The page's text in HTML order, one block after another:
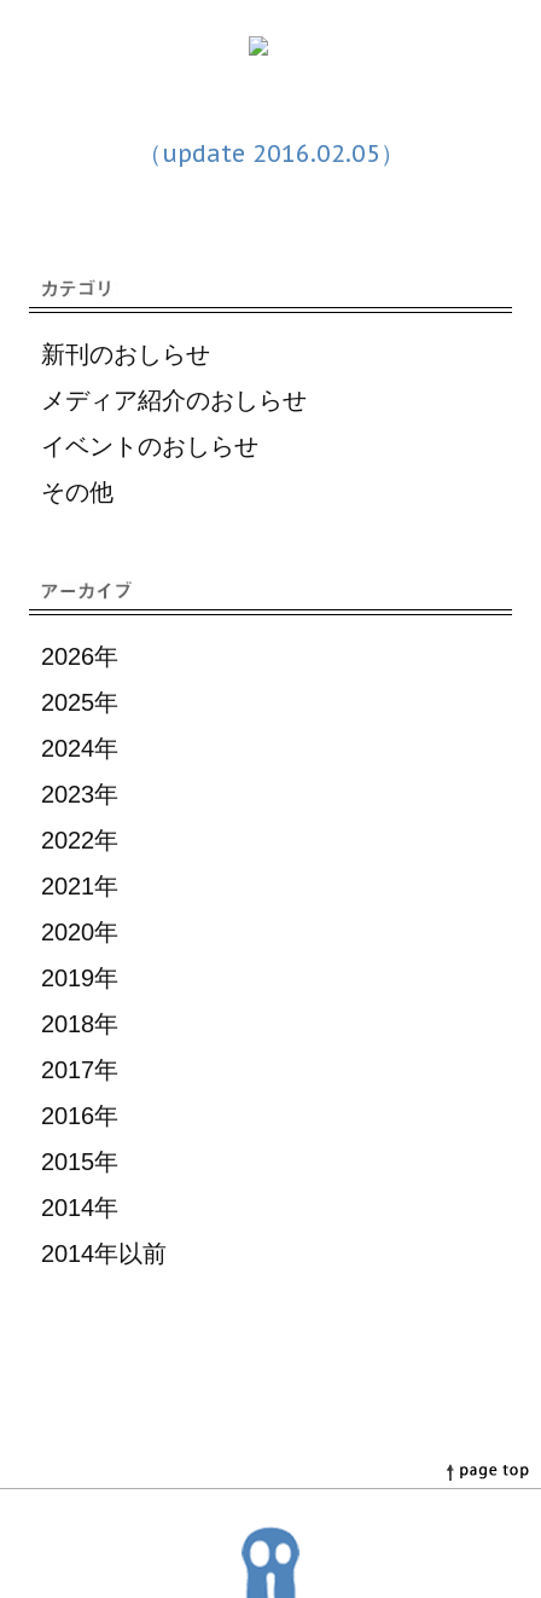
（update 2016.02.05）
新刊のおしらせ
メディア紹介のおしらせ
イベントのおしらせ
その他
2026年
2025年
2024年
2023年
2022年
2021年
2020年
2019年
2018年
2017年
2016年
2015年
2014年
2014年以前